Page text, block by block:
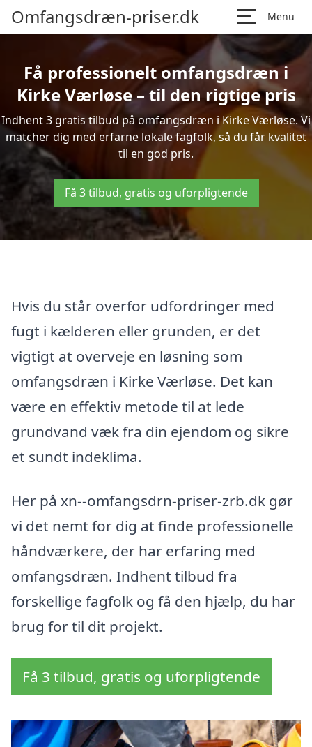
Omfangsdræn-priser.dk Menu
Få professionelt omfangsdræn i
Kirke Værløse – til den rigtige pris
Indhent 3 gratis tilbud på omfangsdræn i Kirke Værløse. Vi
matcher dig med erfarne lokale fagfolk, så du får kvalitet
til en god pris.
Få 3 tilbud, gratis og uforpligtende
Hvis du står overfor udfordringer med
fugt i kælderen eller grunden, er det
vigtigt at overveje en løsning som
omfangsdræn i Kirke Værløse. Det kan
være en effektiv metode til at lede
grundvand væk fra din ejendom og sikre
et sundt indeklima.
Her på xn--omfangsdrn-priser-zrb.dk gør
vi det nemt for dig at finde professionelle
håndværkere, der har erfaring med
omfangsdræn. Indhent tilbud fra
forskellige fagfolk og få den hjælp, du har
brug for til dit projekt.
Få 3 tilbud, gratis og uforpligtende